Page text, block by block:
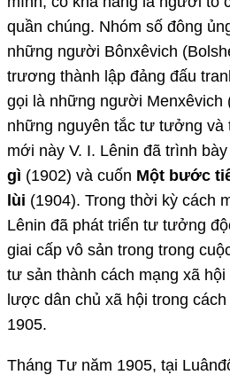
quần chúng. Nhóm số đông
những người Bônxêvich
trương thành lập đảng đấu
gọi là những người Menxêvich
những nguyên tắc tư tưởng và
mới này V. I. Lênin đã trình
gì (1902) và cuốn Một bước
lùi (1904). Trong thời kỳ cách
Lênin đã phát triển tư tưởng
giai cấp vô sản trong trong
tư sản thành cách mạng xã
lược dân chủ xã hội trong
1905.
Tháng Tư năm 1905, tại